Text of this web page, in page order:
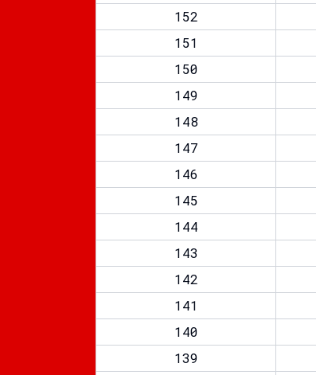
152
151
150
149
148
147
146
145
144
143
142
141
140
139